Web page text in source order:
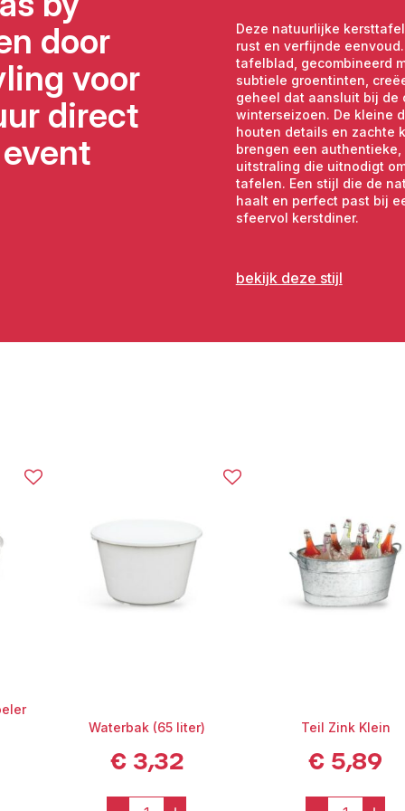
Broers Verhuur
Haarlem.
Combineert mooi met:
Wijnglazen, linnen
serveerschalen.
door
voor
direct
Deze natuurlijke kersttafel
rust en verfijnde
tafelblad, gecombineerd
subtiele groentinten,
geheel dat aansluit bij de
winterseizoen. De kleine
houten details en zachte
brengen een
uitstraling die uitnodigt
tafelen. Een stijl die de
haalt en perfect past bij
sfeervol kerstdiner.
bekijk deze stijl
Waterbak (65 liter)
€3,32
Teil Zink Klein
€ 5,89